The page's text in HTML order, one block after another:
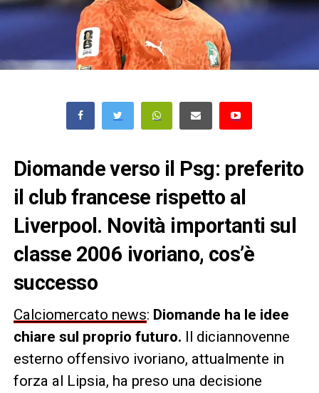
Diomande verso il Psg: preferito
il club francese rispetto al
Liverpool. Novità importanti sul
classe 2006 ivoriano, cos’è
successo
Calciomercato news: Diomande ha le idee
chiare sul proprio futuro. Il diciannovenne
esterno offensivo ivoriano, attualmente in
forza al Lipsia, ha preso una decisione